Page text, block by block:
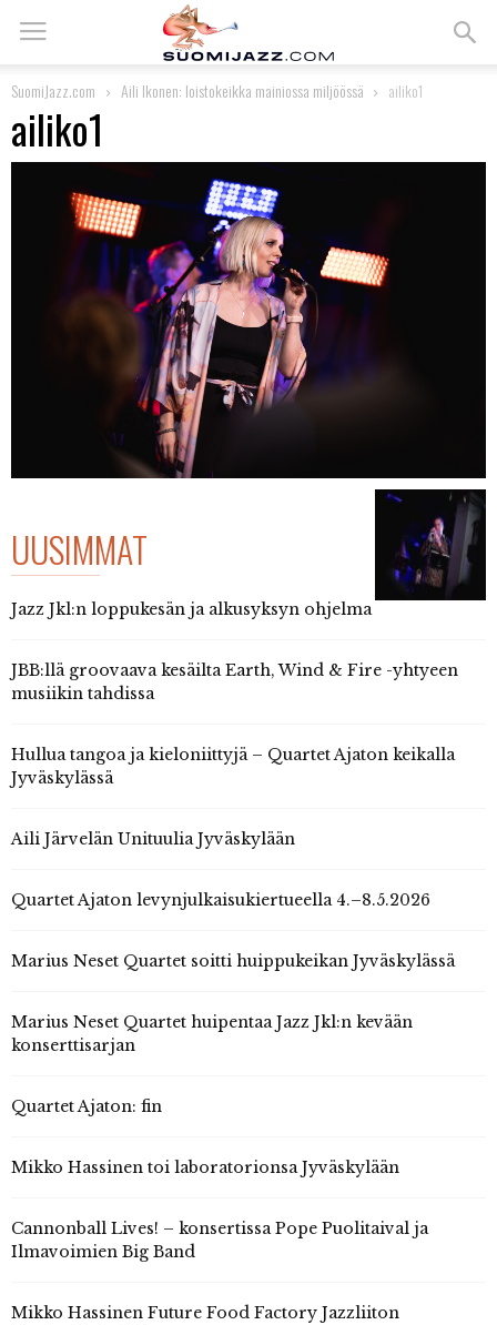
SuomiJazz.com Aili Ikonen: loistokeikka mainiossa miljöössä ailiko1
ailiko1
UUSIMMAT
Jazz Jkl:n loppukesän ja alkusyksyn ohjelma
JBB:llä groovaava kesäilta Earth, Wind & Fire -yhtyeen
musiikin tahdissa
Hullua tangoa ja kieloniittyjä – Quartet Ajaton keikalla
Jyväskylässä
Aili Järvelän Unituulia Jyväskylään
Quartet Ajaton levynjulkaisukiertueella 4.–8.5.2026
Marius Neset Quartet soitti huippukeikan Jyväskylässä
Marius Neset Quartet huipentaa Jazz Jkl:n kevään
konserttisarjan
Quartet Ajaton: fin
Mikko Hassinen toi laboratorionsa Jyväskylään
Cannonball Lives! – konsertissa Pope Puolitaival ja
Ilmavoimien Big Band
Mikko Hassinen Future Food Factory Jazzliiton